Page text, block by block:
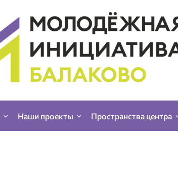
Наши проекты Пространства центра